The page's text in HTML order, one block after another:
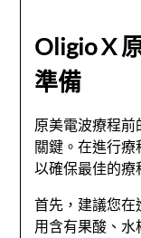
Oligio X
準備
原美電波療程前
關鍵。在進行療
以確保最佳的療
首先，建議您在
用含有果酸、水